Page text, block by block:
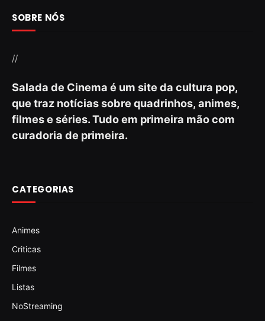
SOBRE NÓS
//
Salada de Cinema é um site da cultura pop,
que traz notícias sobre quadrinhos, animes,
filmes e séries. Tudo em primeira mão com
curadoria de primeira.
CATEGORIAS
Animes
Criticas
Filmes
Listas
NoStreaming